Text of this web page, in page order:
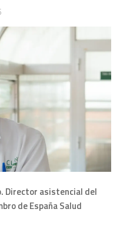
Director asistencial del
de España Salud